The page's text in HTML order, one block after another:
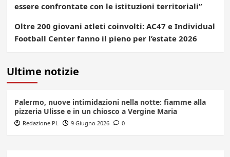
essere confrontate con le istituzioni territoriali”
Oltre 200 giovani atleti coinvolti: AC47 e Individual
Football Center fanno il pieno per l’estate 2026
Ultime notizie
Palermo, nuove intimidazioni nella notte: fiamme alla
pizzeria Ulisse e in un chiosco a Vergine Maria
Redazione PL 9 Giugno 2026 0